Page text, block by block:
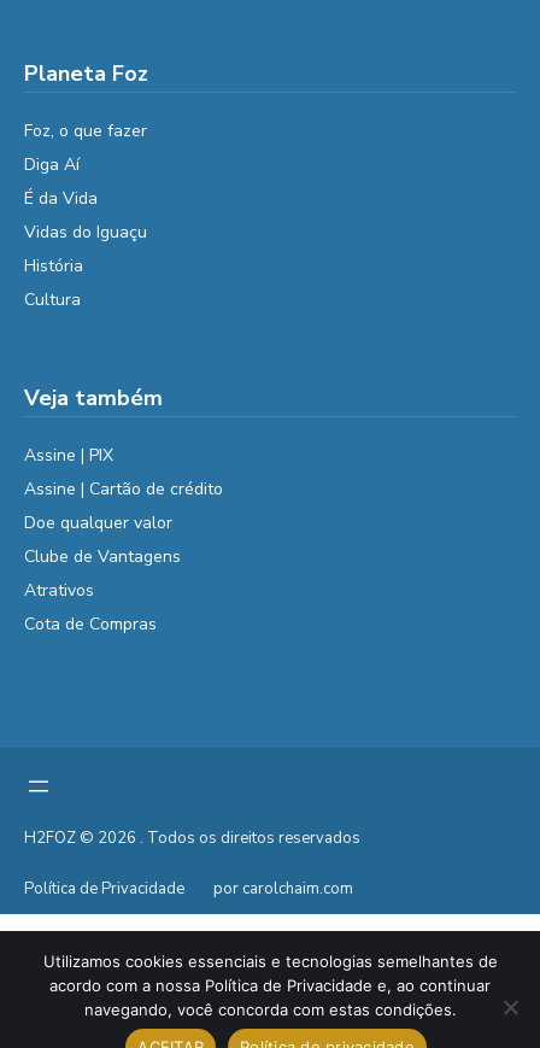
Planeta Foz
Foz, o que fazer
Diga Aí
É da Vida
Vidas do Iguaçu
História
Cultura
Veja também
Assine | PIX
Assine | Cartão de crédito
Doe qualquer valor
Clube de Vantagens
Atrativos
Cota de Compras
H2FOZ © 2026 . Todos os direitos reservados
Política de Privacidade por carolchaim.com
Utilizamos cookies essenciais e tecnologias semelhantes de
acordo com a nossa Política de Privacidade e, ao continuar
navegando, você concorda com estas condições.